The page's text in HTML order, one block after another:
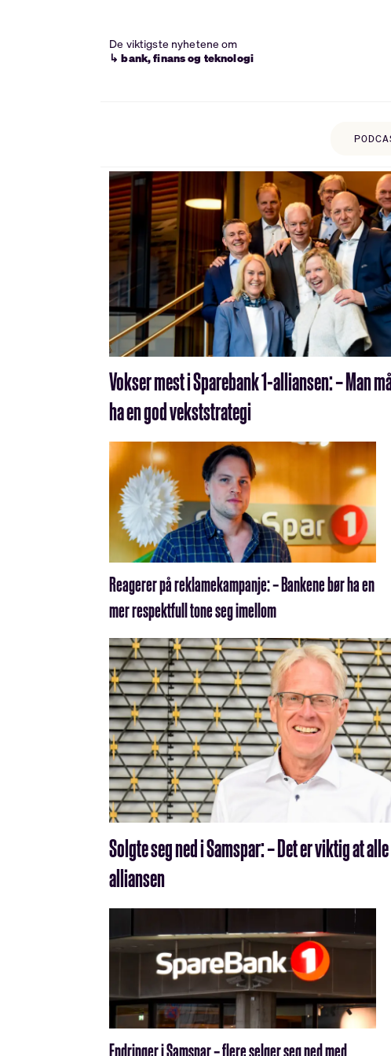
De viktigste nyhetene om
↳ bank, finans og teknologi
samspar
Vokser mest i Sparebank 1-alliansen: – Man
ha en god vekststrategi
Reagerer på reklamekampanje: – Bankene bør ha en
mer respektfull tone seg imellom
Solgte seg ned i Samspar: – Det er viktig at
alliansen